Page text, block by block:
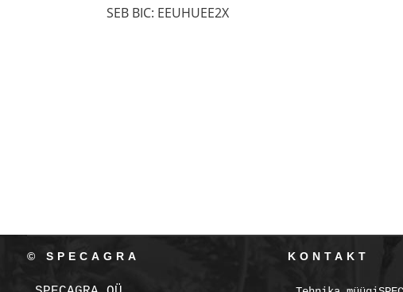
SEB BIC: EEUHUEE2X
© SPECAGRA KONTAKT